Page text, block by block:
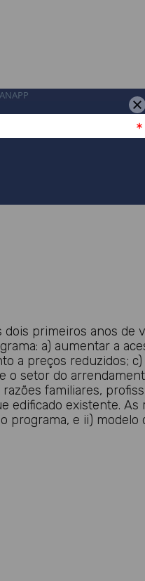
primeiros anos de
a) aumentar a
a preços reduzidos;
setor do
familiares,
existente. As
programa, e ii)